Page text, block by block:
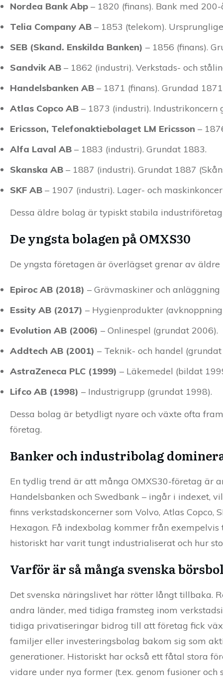
Nordea Bank Abp – 1820 (finans). Bank med
Telia Company AB – 1853 (telekom).
SEB (Skand. Enskilda Banken) – 1856 (finans).
Sandvik AB – 1862 (industri). Verkstads- och
Handelsbanken AB – 1871 (finans). Grundad
Atlas Copco AB – 1873 (industri). Industrikoncern
Ericsson, Telefonaktiebolaget LM Ericsson –
Alfa Laval AB – 1883 (industri). Grundat 1883.
Skanska AB – 1887 (industri). Grundat 1887
SKF AB – 1907 (industri). Lager- och
Dessa äldre bolag är typiskt stabila
De yngsta bolagen på OMXS30
De yngsta företagen är överlägset grenar av
Epiroc AB (2018) – Grävmaskiner och
Essity AB (2017) – Hygienprodukter
Evolution AB (2006) – Onlinespel (grundat 2006).
Addtech AB (2001) – Teknik- och handel
AstraZeneca PLC (1999) – Läkemedel (bildat
Lifco AB (1998) – Industrigrupp (grundat 1998).
Dessa bolag är betydligt nyare och växte ofta
företag.
Banker och industribolag
En tydlig trend är att många OMXS30-företag är
Handelsbanken och Swedbank – ingår i indexet,
finns verkstadskoncerner som Volvo, Atlas
Hexagon. Få indexbolag kommer från
historiskt har varit tungt industrialiserat och hur
Varför är så många svenska
Det svenska näringslivet har rötter långt tillbaka.
andra länder, med tidiga framsteg inom
tidiga privatiseringar bidrog till att företag fick
familjer eller investeringsbolag bakom sig som
generationer. Historiskt har också ett fåtal stora
vidare under nya former (t.ex. genom fusioner och